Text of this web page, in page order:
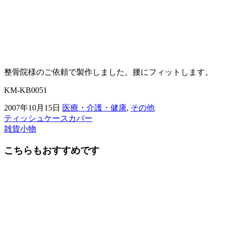
整骨院様のご依頼で製作しました。腰にフィットします。
KM-KB0051
2007年10月15日 医療・介護・健康, その他
前
後
の
ティッシュケースカバー
雑貨小物
こちらもおすすめです